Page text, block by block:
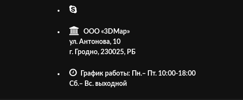
ООО «3DMap»
ул. Антонова, 10
г. Гродно, 230025, РБ
График работы: Пн.– Пт. 10:00-18:00
Cб.– Вс. выходной